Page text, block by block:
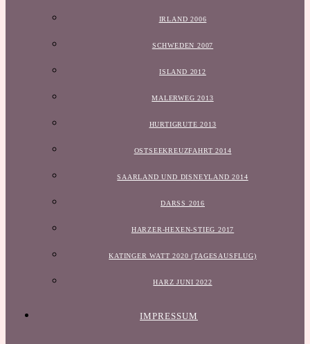
IRLAND 2006
SCHWEDEN 2007
ISLAND 2012
MALERWEG 2013
HURTIGRUTE 2013
OSTSEEKREUZFAHRT 2014
SAARLAND UND DISNEYLAND 2014
DARSS 2016
HARZER-HEXEN-STIEG 2017
KATINGER WATT 2020 (TAGESAUSFLUG)
HARZ JUNI 2022
IMPRESSUM